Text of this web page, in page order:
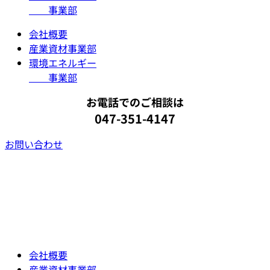
事業部
会社概要
産業資材事業部
環境エネルギー
事業部
お電話でのご相談は
047-351-4147
お問い合わせ
会社概要